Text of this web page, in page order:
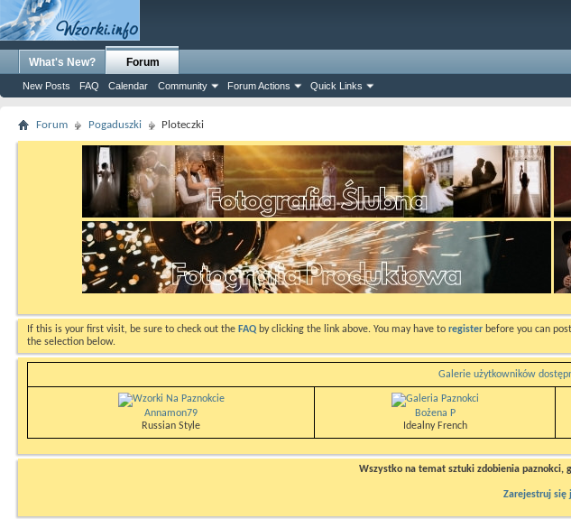
What's New? Forum
New Posts FAQ Calendar Community Forum Actions Quick Links
Forum Pogaduszki Ploteczki
If this is your first visit, be sure to check out the FAQ by clicking the link above. You may have to register before you can
the selection below.
Galerie użytkowników
Annamon79
Russian Style
Bożena P
Idealny French
Wszystko na temat sztuki zdobienia paznokci,
Zarejestruj się